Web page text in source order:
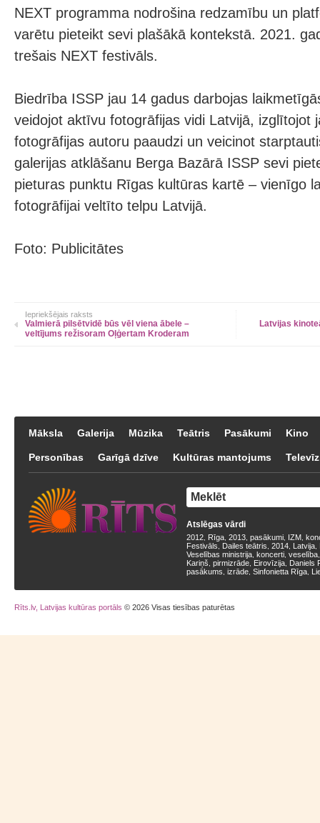
NEXT programma nodrošina redzamību un
varētu pieteikt sevi plašākā kontekstā. 2021.
trešais NEXT festivāls.
Biedrība ISSP jau 14 gadus darbojas
veidojot aktīvu fotogrāfijas vidi Latvijā, izglītojot
fotogrāfijas autoru paaudzi un veicinot
galerijas atklāšanu Berga Bazārā ISSP sevi
pieturas punktu Rīgas kultūras kartē – vienīgo
fotogrāfijai veltīto telpu Latvijā.
Foto: Publicitātes
Iepriekšējais raksts
Valmierā pilsētvidē būs vēl viena ābele –
veltījums režisoram Oļģertam Kroderam
Latvijas
Māksla Galerija Mūzika Teātris Pasākumi Kino
Personības Garīgā dzīve Kultūras mantojums
Atslēgas vārdi
2012 Rīga 2013 pasākumi IZM
Festivāls
Dailes teātris 2014 Latvija
Veselības ministrija koncerti veselība
Kariņš pirmizrāde Eirovīzija Daniels
pasākums izrāde Sinfonietta Rīga
Rīts.lv, Latvijas kultūras portāls © 2026 Visas tiesības paturētas